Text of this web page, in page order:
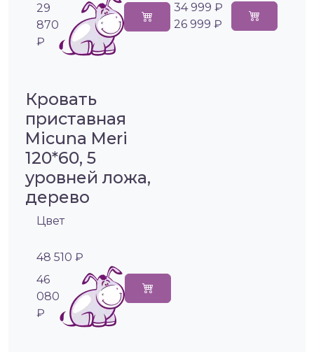
29
870
₽
34 999 ₽
26 999 ₽
Кровать
приставная
Micuna Meri
120*60, 5
уровней ложа,
дерево
Цвет
48 510 ₽
46
080
₽